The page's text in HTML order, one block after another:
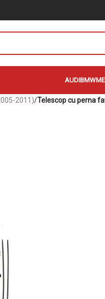
AUDIBMW
2011)/Telescop cu perna